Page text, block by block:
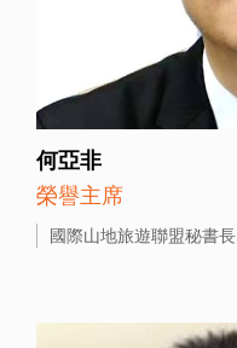
何亞非
榮譽主席
國際山地旅遊聯盟秘書長